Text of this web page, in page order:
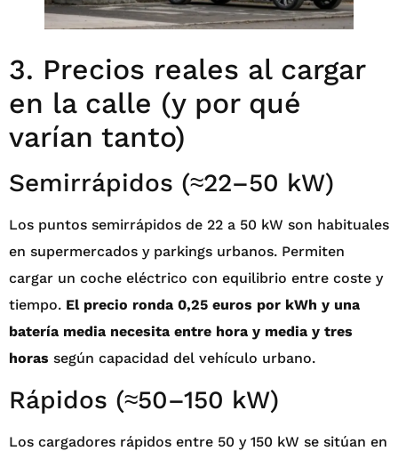
3. Precios reales al cargar
en la calle (y por qué
varían tanto)
Semirrápidos (≈22–50 kW)
Los puntos semirrápidos de 22 a 50 kW son habituales
en supermercados y parkings urbanos. Permiten
cargar un coche eléctrico con equilibrio entre coste y
tiempo. El precio ronda 0,25 euros por kWh y una
batería media necesita entre hora y media y tres
horas según capacidad del vehículo urbano.
Rápidos (≈50–150 kW)
Los cargadores rápidos entre 50 y 150 kW se sitúan en